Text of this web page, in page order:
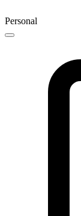
Personal